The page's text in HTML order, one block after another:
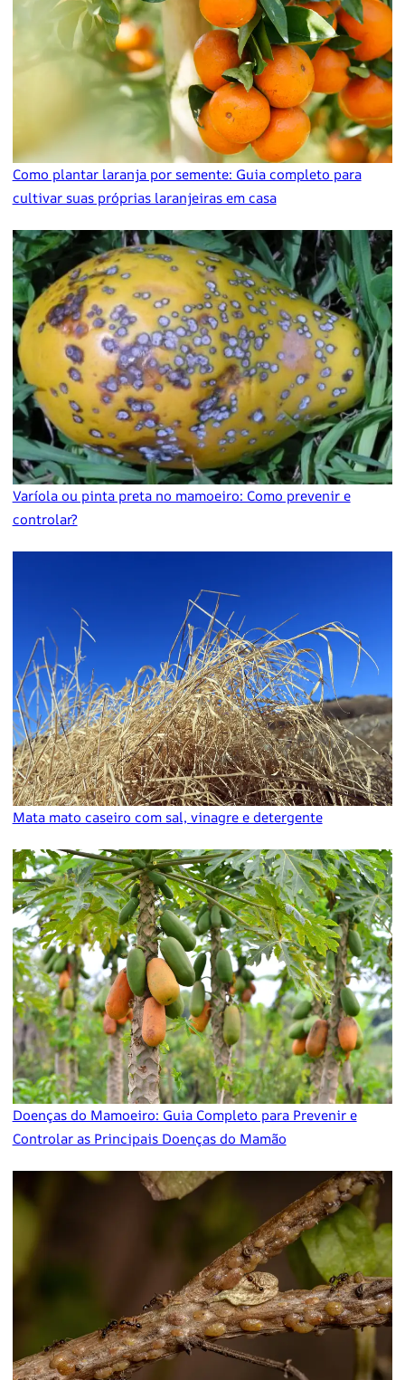
Como plantar laranja por semente: Guia completo para
cultivar suas próprias laranjeiras em casa
Varíola ou pinta preta no mamoeiro: Como prevenir e
controlar?
Mata mato caseiro com sal, vinagre e detergente
Doenças do Mamoeiro: Guia Completo para Prevenir e
Controlar as Principais Doenças do Mamão